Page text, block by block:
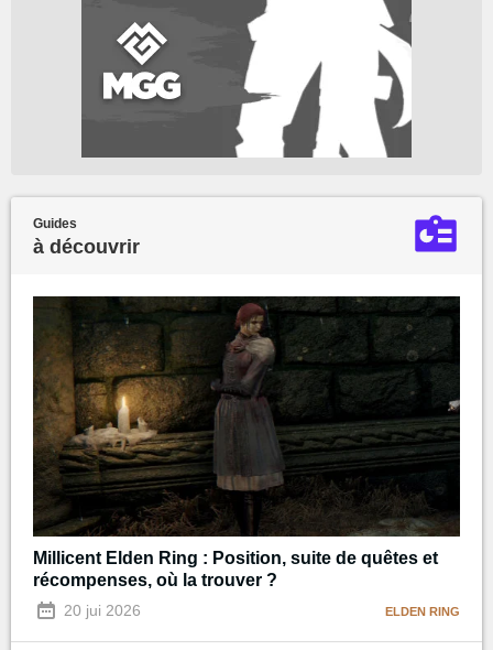
Guides
à découvrir
Millicent Elden Ring : Position, suite de quêtes et
récompenses, où la trouver ?
20 jui 2026 ELDEN RING